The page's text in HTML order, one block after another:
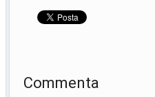
Commenta